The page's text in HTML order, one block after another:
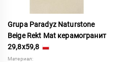
Grupa Paradyz Naturstone
Beige Rekt Mat керамогранит
29,8x59,8
Материал: